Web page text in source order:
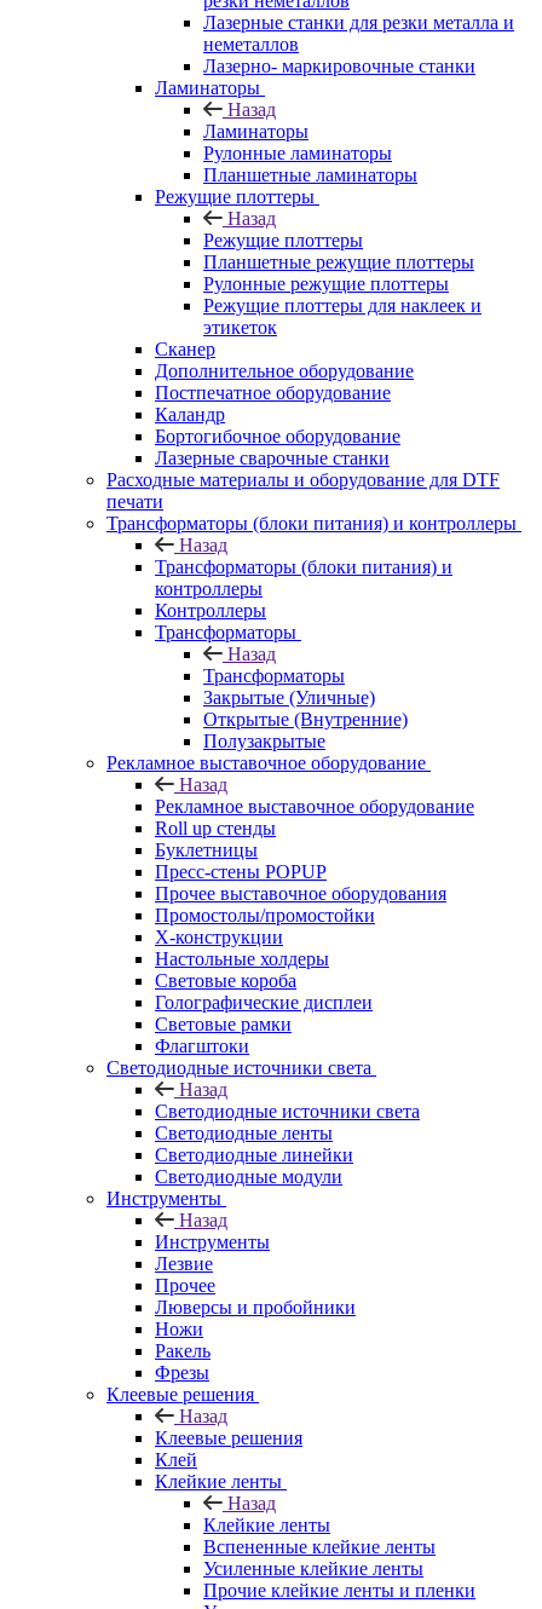
Лазерные станки для резки металла и
неметаллов
Лазерно- маркировочные станки
Ламинаторы
Назад
Ламинаторы
Рулонные ламинаторы
Планшетные ламинаторы
Режущие плоттеры
Назад
Режущие плоттеры
Планшетные режущие плоттеры
Рулонные режущие плоттеры
Режущие плоттеры для наклеек и
этикеток
Сканер
Дополнительное оборудование
Постпечатное оборудование
Каландр
Бортогибочное оборудование
Лазерные сварочные станки
Расходные материалы и оборудование для DTF
печати
Трансформаторы (блоки питания) и контроллеры
Назад
Трансформаторы (блоки питания) и
контроллеры
Контроллеры
Трансформаторы
Назад
Трансформаторы
Закрытые (Уличные)
Открытые (Внутренние)
Полузакрытые
Рекламное выставочное оборудование
Назад
Рекламное выставочное оборудование
Roll up стенды
Буклетницы
Пресс-стены POPUP
Прочее выставочное оборудования
Промостолы/промостойки
Х-конструкции
Настольные холдеры
Световые короба
Голографические дисплеи
Световые рамки
Флагштоки
Светодиодные источники света
Назад
Светодиодные источники света
Светодиодные ленты
Светодиодные линейки
Светодиодные модули
Инструменты
Назад
Инструменты
Лезвие
Прочее
Люверсы и пробойники
Ножи
Ракель
Фрезы
Клеевые решения
Назад
Клеевые решения
Клей
Клейкие ленты
Назад
Клейкие ленты
Вспененные клейкие ленты
Усиленные клейкие ленты
Прочие клейкие ленты и пленки